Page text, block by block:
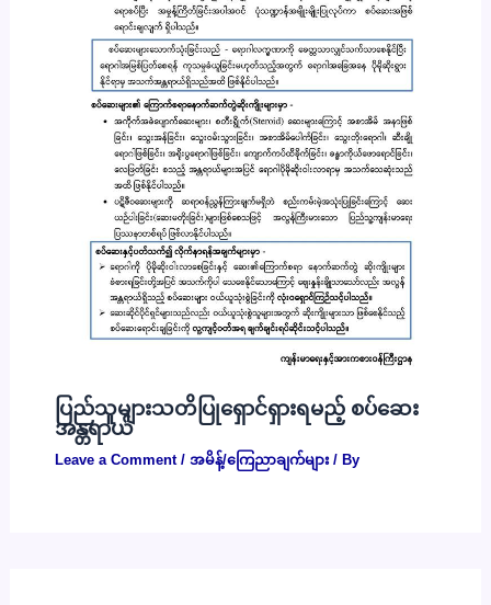
ပြည်သူများသတိပြုရှောင်ရှားရမည့် စပ်ဆေး
အန္တရာယ်
Leave a Comment / အမိန့်/ကြေညာချက်များ/ By